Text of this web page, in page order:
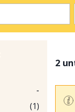
-
(1)
2